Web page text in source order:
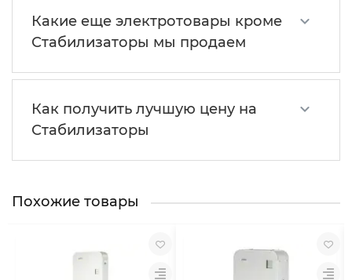
Какие еще электротовары кроме
Стабилизаторы мы продаем
Как получить лучшую цену на
Стабилизаторы
Похожие товары